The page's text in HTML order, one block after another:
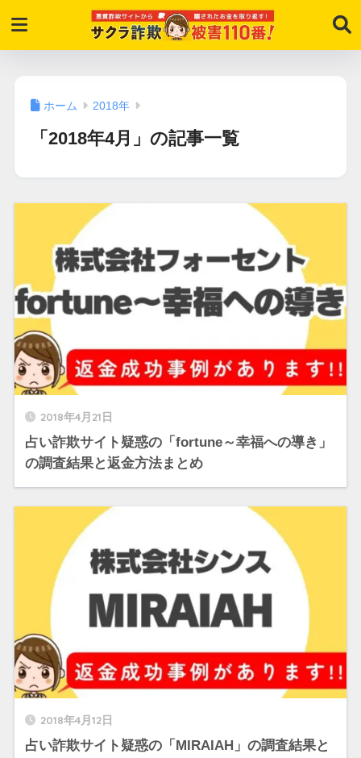
ホーム 2018年
「2018年4月」の記事一覧
2018年4月21日
占い詐欺サイト疑惑の「fortune～幸福への導き」
の調査結果と返金方法まとめ
2018年4月12日
占い詐欺サイト疑惑の「MIRAIAH」の調査結果と